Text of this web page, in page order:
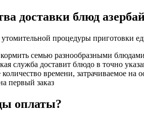
доставки блюд
процедуры приготовки
семью разнообразными блюдами
служба доставит блюдо в точно
времени, затрачиваемое на
первый заказ
оплаты?